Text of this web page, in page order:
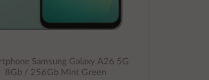
Samsung Galaxy A26 5G
8Gb / 256Gb Mint Green